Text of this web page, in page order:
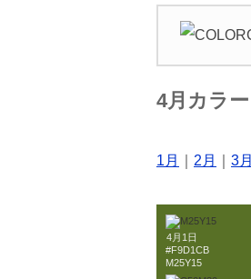
4月カラ
1月 2月 3月
4月1日
#F9D1CB
M25Y15